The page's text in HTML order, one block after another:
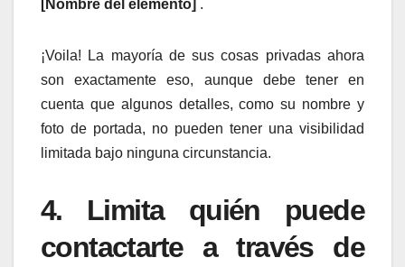
[Nombre del elemento] .
¡Voila! La mayoría de sus cosas privadas ahora
son exactamente eso, aunque debe tener en
cuenta que algunos detalles, como su nombre y
foto de portada, no pueden tener una visibilidad
limitada bajo ninguna circunstancia.
4. Limita quién puede
contactarte a través de